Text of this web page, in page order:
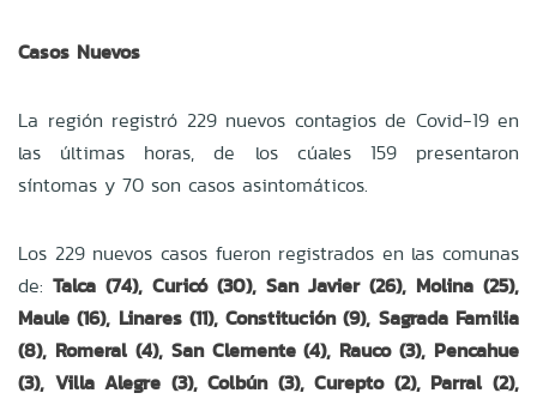
Casos Nuevos
La región registró 229 nuevos contagios de Covid-19 en
las últimas horas, de los cúales 159 presentaron
síntomas y 70 son casos asintomáticos.
Los 229 nuevos casos fueron registrados en las comunas
de: Talca (74), Curicó (30), San Javier (26), Molina (25),
Maule (16), Linares (11), Constitución (9), Sagrada Familia
(8), Romeral (4), San Clemente (4), Rauco (3), Pencahue
(3), Villa Alegre (3), Colbún (3), Curepto (2), Parral (2),